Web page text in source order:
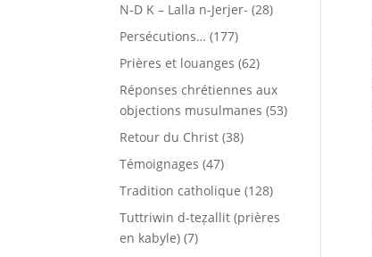
N-D K – Lalla n-Jerjer- (28)
Persécutions… (177)
Prières et louanges (62)
Réponses chrétiennes aux
objections musulmanes (53)
Retour du Christ (38)
Témoignages (47)
Tradition catholique (128)
Tuttriwin d-teẓallit (prières
en kabyle) (7)